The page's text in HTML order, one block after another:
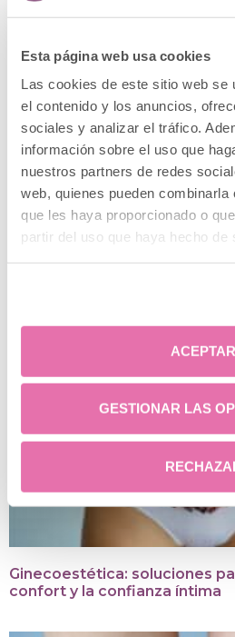
Esta página web usa cookies
Las cookies de este sitio web se
el contenido y los anuncios,
sociales y analizar el tráfico.
información sobre el uso que
nuestros partners de redes
web, quienes pueden combinarla
que les haya proporcionado o
partir del uso que haya hecho de
ACEPTAR
GESTIONAR LAS
Si estás pensando en
profesionales que puedan
encontrarás a un equipo cuya
así que no dudes en ponerte
Ginecoestética: soluciones
confort y la confianza íntima